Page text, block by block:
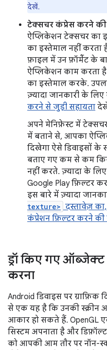
देखें.
टेक्सचर कंप्रेस करने की
ऐप्लिकेशन टेक्सचर का
का इस्तेमाल नहीं करता
फ़ाइल में उन फ़ॉर्मैट के
ऐप्लिकेशन काम करता है
का इस्तेमाल करके.
ज़्यादा जानकारी के
करने से जुड़ी सहायता
अपने मेनिफ़ेस्ट में
में बताने से, आपका
दिखेगा ऐसे डिवाइसों
बताए गए कम से कम
नहीं करते. ज़्यादा के
Google Play फ़िल्टर
इस बारे में ज़्यादा
texture> दस्तावेज़
कंप्रेशन फ़िल्टर करने की
ड्रॉ किए गए
करना
Android डिवाइस पर ग्राफ़िक
से एक यह है कि उनकी
आकार हो सकते हैं. OpenGL
सिस्टम अपनाता है और
को आपकी आम तौर पर नॉन-